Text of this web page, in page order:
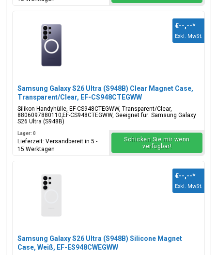
Samsung Galaxy S26 Ultra (S948B) Clear Magnet Case,
Transparent/Clear, EF-CS948CTEGWW
Silikon Handyhülle, EF-CS948CTEGWW, Transparent/Clear,
8806097880110;EF-CS948CTEGWW, Geeignet für: Samsung Galaxy
S26 Ultra (S948B)
€--,--*
Exkl. MwSt.
Lager: 0
Lieferzeit: Versandbereit in 5 -
15 Werktagen
Schicken Sie mir wenn
verfügbar!
Samsung Galaxy S26 Ultra (S948B) Silicone Magnet
Case, Weiß, EF-ES948CWEGWW
€--,--*
Exkl. MwSt.